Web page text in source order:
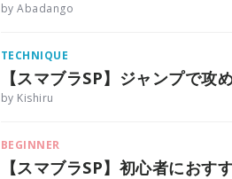
by Abadango
TECHNIQUE
【スマブラSP】ジャンプで攻
by Kishiru
BEGINNER
【スマブラSP】初心者にお